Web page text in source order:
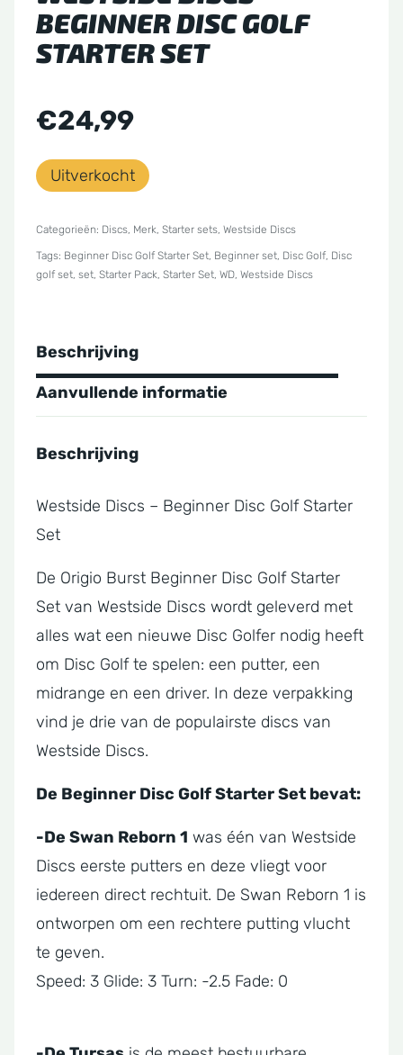
BEGINNER DISC GOLF
STARTER SET
€24,99
Uitverkocht
Categorieën: Discs, Merk, Starter sets, Westside Discs
Tags: Beginner Disc Golf Starter Set, Beginner set, Disc Golf, Disc
golf set, set, Starter Pack, Starter Set, WD, Westside Discs
Beschrijving
Aanvullende informatie
Beschrijving
Westside Discs – Beginner Disc Golf Starter
Set
De Origio Burst Beginner Disc Golf Starter
Set van Westside Discs wordt geleverd met
alles wat een nieuwe Disc Golfer nodig heeft
om Disc Golf te spelen: een putter, een
midrange en een driver. In deze verpakking
vind je drie van de populairste discs van
Westside Discs.
De Beginner Disc Golf Starter Set bevat:
-De Swan Reborn 1 was één van Westside
Discs eerste putters en deze vliegt voor
iedereen direct rechtuit. De Swan Reborn 1 is
ontworpen om een rechtere putting vlucht
te geven.
Speed: 3 Glide: 3 Turn: -2.5 Fade: 0